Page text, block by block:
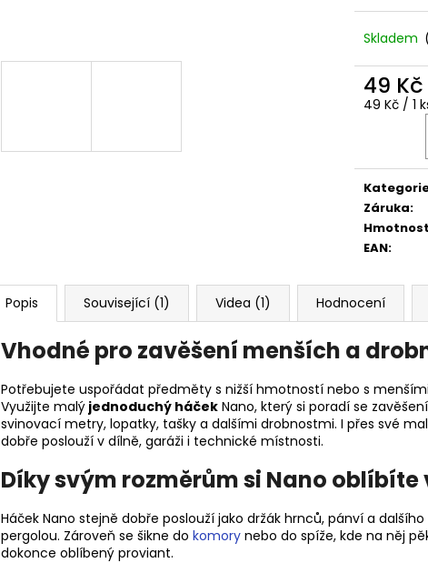
Skladem
49 Kč
Měrná
49 Kč / 1
Záruka:
Hmotnost
EAN:
Popis Související (1) Videa (1) Hodnocení
Vhodné pro zavěšení menších a
Potřebujete uspořádat předměty s nižší hmotností nebo s
Využijte malý jednoduchý háček Nano, který si poradí se
svinovací metry, lopatky, tašky a dalšími drobnostmi. I přes své
dobře poslouží v dílně, garáži i technické místnosti.
Díky svým rozměrům si Nano oblíbíte
Háček Nano stejně dobře poslouží jako držák hrnců, pánví a
pergolou. Zároveň se šikne do komory nebo do spíže, kde na něj
dokonce oblíbený proviant.